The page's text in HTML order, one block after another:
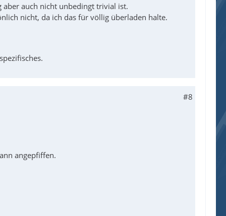
aber auch nicht unbedingt trivial ist.
nicht, da ich das für völlig überladen halte.
#8
angepfiffen.